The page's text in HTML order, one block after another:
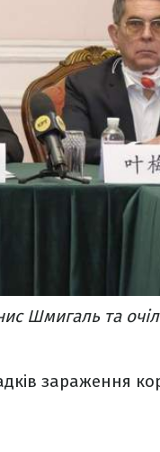
Шмигаль та
зараження